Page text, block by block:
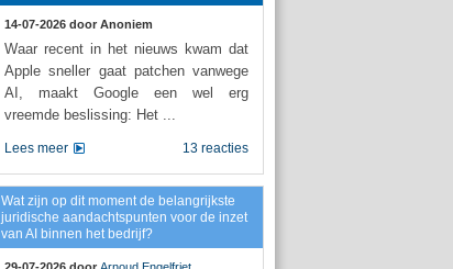
14-07-2026 door Anoniem
Waar recent in het nieuws kwam dat
Apple sneller gaat patchen vanwege
AI, maakt Google een wel erg
vreemde beslissing: Het ...
13 reacties
Lees meer
Wat zijn op dit moment de belangrijkste
juridische aandachtspunten voor de inzet
van AI binnen het bedrijf?